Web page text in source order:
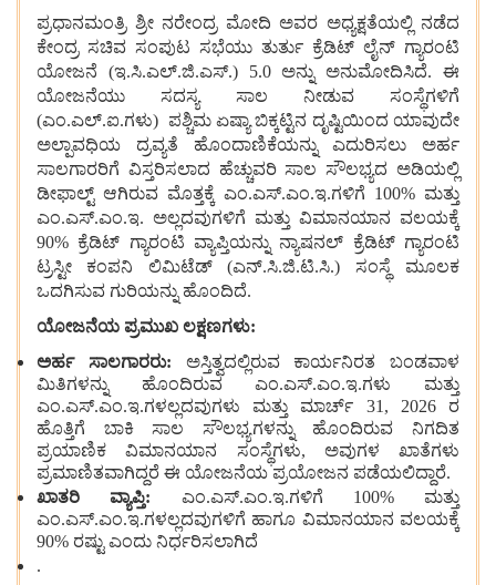
ಪ್ರಧಾನಮಂತ್ರಿ ಶ್ರೀ ನರೇಂದ್ರ ಮೋದಿ ಅವರ ಅಧ್ಯಕ್ಷತೆಯಲ್ಲಿ ನಡೆದ
ಕೇಂದ್ರ ಸಚಿವ ಸಂಪುಟ ಸಭೆಯು ತುರ್ತು ಕ್ರೆಡಿಟ್ ಲೈನ್ ಗ್ಯಾರಂಟಿ
ಯೋಜನೆ (ಇ.ಸಿ.ಎಲ್.ಜಿ.ಎಸ್.) 5.0 ಅನ್ನು ಅನುಮೋದಿಸಿದೆ. ಈ
ಯೋಜನೆಯು ಸದಸ್ಯ ಸಾಲ ನೀಡುವ ಸಂಸ್ಥೆಗಳಿಗೆ
(ಎಂ.ಎಲ್.ಐ.ಗಳು) ಪಶ್ಚಿಮ ಏಷ್ಯಾ ಬಿಕ್ಕಟ್ಟಿನ ದೃಷ್ಟಿಯಿಂದ ಯಾವುದೇ
ಅಲ್ಪಾವಧಿಯ ದ್ರವ್ಯತೆ ಹೊಂದಾಣಿಕೆಯನ್ನು ಎದುರಿಸಲು ಅರ್ಹ
ಸಾಲಗಾರರಿಗೆ ವಿಸ್ತರಿಸಲಾದ ಹೆಚ್ಚುವರಿ ಸಾಲ ಸೌಲಭ್ಯದ ಅಡಿಯಲ್ಲಿ
ಡೀಫಾಲ್ಟ್ ಆಗಿರುವ ಮೊತ್ತಕ್ಕೆ ಎಂ.ಎಸ್.ಎಂ.ಇ.ಗಳಿಗೆ 100% ಮತ್ತು
ಎಂ.ಎಸ್.ಎಂ.ಇ. ಅಲ್ಲದವುಗಳಿಗೆ ಮತ್ತು ವಿಮಾನಯಾನ ವಲಯಕ್ಕೆ
90% ಕ್ರೆಡಿಟ್ ಗ್ಯಾರಂಟಿ ವ್ಯಾಪ್ತಿಯನ್ನು ನ್ಯಾಷನಲ್ ಕ್ರೆಡಿಟ್ ಗ್ಯಾರಂಟಿ
ಟ್ರಸ್ಟೀ ಕಂಪನಿ ಲಿಮಿಟೆಡ್ (ಎನ್.ಸಿ.ಜಿ.ಟಿ.ಸಿ.) ಸಂಸ್ಥೆ ಮೂಲಕ
ಒದಗಿಸುವ ಗುರಿಯನ್ನು ಹೊಂದಿದೆ.
ಯೋಜನೆಯ ಪ್ರಮುಖ ಲಕ್ಷಣಗಳು:
ಅರ್ಹ ಸಾಲಗಾರರು: ಅಸ್ತಿತ್ವದಲ್ಲಿರುವ ಕಾರ್ಯನಿರತ ಬಂಡವಾಳ
ಮಿತಿಗಳನ್ನು ಹೊಂದಿರುವ ಎಂ.ಎಸ್.ಎಂ.ಇ.ಗಳು ಮತ್ತು
ಎಂ.ಎಸ್.ಎಂ.ಇ.ಗಳಲ್ಲದವುಗಳು ಮತ್ತು ಮಾರ್ಚ್ 31, 2026 ರ
ಹೊತ್ತಿಗೆ ಬಾಕಿ ಸಾಲ ಸೌಲಭ್ಯಗಳನ್ನು ಹೊಂದಿರುವ ನಿಗದಿತ
ಪ್ರಯಾಣಿಕ ವಿಮಾನಯಾನ ಸಂಸ್ಥೆಗಳು, ಅವುಗಳ ಖಾತೆಗಳು
ಪ್ರಮಾಣಿತವಾಗಿದ್ದರೆ ಈ ಯೋಜನೆಯ ಪ್ರಯೋಜನ ಪಡೆಯಲಿದ್ದಾರೆ.
ಖಾತರಿ ವ್ಯಾಪ್ತಿ: ಎಂ.ಎಸ್.ಎಂ.ಇ.ಗಳಿಗೆ 100% ಮತ್ತು
ಎಂ.ಎಸ್.ಎಂ.ಇ.ಗಳಲ್ಲದವುಗಳಿಗೆ ಹಾಗೂ ವಿಮಾನಯಾನ ವಲಯಕ್ಕೆ
90% ರಷ್ಟು ಎಂದು ನಿರ್ಧರಿಸಲಾಗಿದೆ
.